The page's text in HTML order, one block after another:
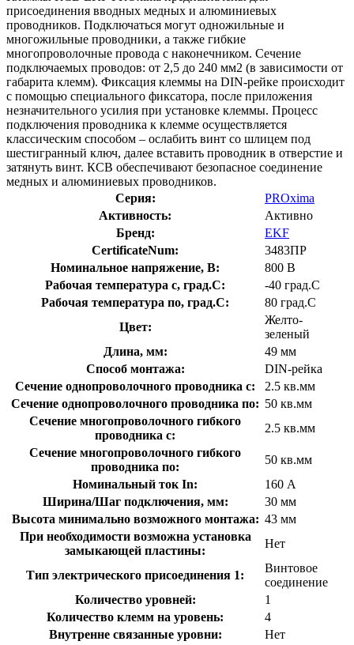
присоединения вводных медных и алюминиевых
проводников. Подключаться могут одножильные и
многожильные проводники, а также гибкие
многопроволочные провода с наконечником. Сечение
подключаемых проводов: от 2,5 до 240 мм2 (в зависимости от
габарита клемм). Фиксация клеммы на DIN-рейке происходит
с помощью специального фиксатора, после приложения
незначительного усилия при установке клеммы. Процесс
подключения проводника к клемме осуществляется
классическим способом – ослабить винт со шлицем под
шестигранный ключ, далее вставить проводник в отверстие и
затянуть винт. КСВ обеспечивают безопасное соединение
медных и алюминиевых проводников.
Серия:
PROxima
Активность:
Активно
Бренд:
EKF
CertificateNum:
3483ПР
Номинальное напряжение, В:
800 В
Рабочая температура с, град.C:
-40 град.C
Рабочая температура по, град.C:
80 град.C
Цвет:
Желто-
зеленый
Длина, мм:
49 мм
Способ монтажа:
DIN-рейка
Сечение однопроволочного проводника с:
2.5 кв.мм
Сечение однопроволочного проводника по: 50 кв.мм
Сечение многопроволочного гибкого
проводника с:
2.5 кв.мм
Сечение многопроволочного гибкого
проводника по:
50 кв.мм
Номинальный ток In:
160 А
Ширина/Шаг подключения, мм:
30 мм
Высота минимально возможного монтажа: 43 мм
При необходимости возможна установка
замыкающей пластины:
Нет
Тип электрического присоединения 1:
Винтовое
соединение
Количество уровней:
1
Количество клемм на уровень:
4
Внутренне связанные уровни:
Нет